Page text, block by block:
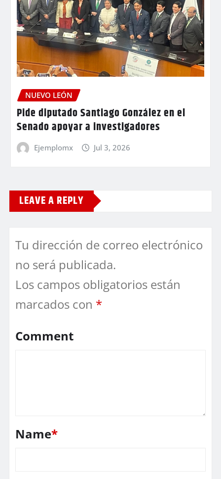
NUEVO LEÓN
Pide diputado Santiago González en el
Senado apoyar a investigadores
Ejemplomx Jul 3, 2026
LEAVE A REPLY
Tu dirección de correo electrónico
no será publicada.
Los campos obligatorios están
marcados con *
Comment
Name*